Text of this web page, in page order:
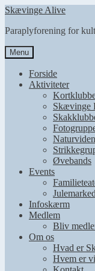
Spring
navigation
Spring
indhold
Skævinge Alive
Paraplyforening for
Menu
Forside
Aktiviteter
Skævinge
Øvebands
Events
Infoskærm
Medlem
Bliv
Om os
Hvad er
Hvem er